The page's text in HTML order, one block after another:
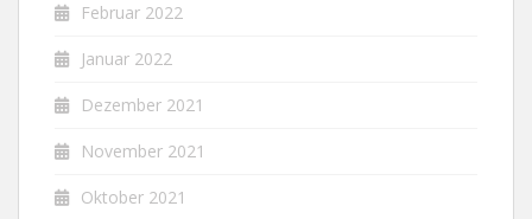
Februar 2022
Januar 2022
Dezember 2021
November 2021
Oktober 2021